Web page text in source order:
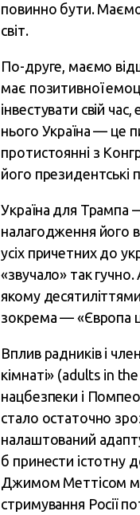
повинно бути. Маємо
світ.
По-друге, маємо
має позитивної
інвестувати свій
нього Україна — це
протистоянні з
його президентські
Україна для Трампа
налагодження його
усіх причетних до
«звучало» так
якому
зокрема — «Європа
Вплив радників і
кімнаті» (adults in
нацбезпеки і
стало остаточно
налаштований
б принести істотну
Джимом Меттісом
стримування Росії